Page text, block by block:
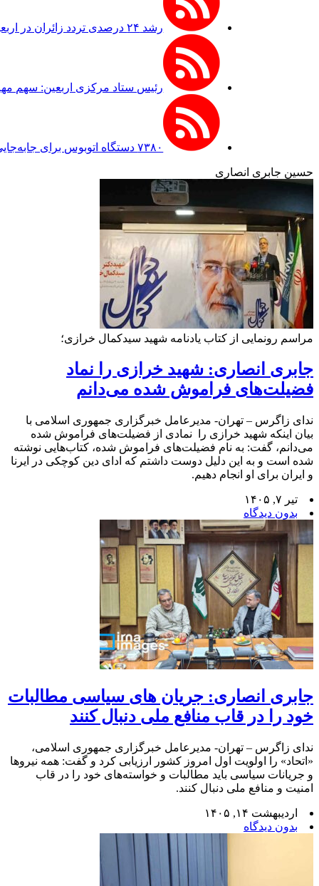
رشد ۲۴ درصدی تردد زائران در اربعین از مرز مهران
رئیس ستاد مرکزی اربعین: سهم مهران از
۷۳۸۰ دستگاه اتوبوس برای جابه‌جایی زائران اربعین به‌ کارگیری شد
حسین جابری انصاری
مراسم رونمایی از کتاب یادنامه شهید سیدکمال خرازی؛
جابری انصاری: شهید خرازی را نماد
فضیلت‌های فراموش شده می‌دانم
ندای زاگرس – تهران- مدیرعامل خبرگزاری جمهوری اسلامی با
بیان اینکه شهید خرازی را نمادی از فضیلت‌های فراموش شده
می‌دانم، گفت: به نام فضیلت‌های فراموش شده، کتاب‌هایی نوشته
شده است و به این دلیل دوست داشتم که ادای دین کوچکی در ایرنا
و ایران برای او انجام دهیم.
تیر ۷, ۱۴۰۵
بدون دیدگاه
جابری انصاری: جریان های سیاسی مطالبات
خود را در قاب منافع ملی دنبال کنند
ندای زاگرس – تهران- مدیرعامل خبرگزاری جمهوری اسلامی،
«اتحاد» را اولویت اول امروز کشور ارزیابی کرد و گفت: همه نیروها
و جریانات سیاسی باید مطالبات و خواسته‌های خود را در قاب
امنیت و منافع ملی دنبال کنند.
اردیبهشت ۱۴, ۱۴۰۵
بدون دیدگاه